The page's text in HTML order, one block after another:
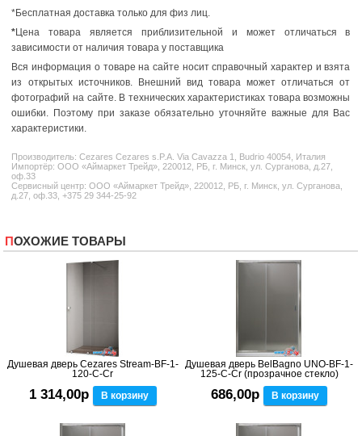
*Бесплатная доставка только для физ лиц.
*Цена товара является приблизительной и может отличаться в
зависимости от наличия товара у поставщика
Вся информация о товаре на сайте носит справочный характер и взята
из открытых источников. Внешний вид товара может отличаться от
фотографий на сайте. В технических характеристиках товара возможны
ошибки. Поэтому при заказе обязательно уточняйте важные для Вас
характеристики.
Производитель:Cezares Cezares s.P.A. Via Cavazza 1, Budrio 40054, Италия
Импортёр: ООО «Аймаркет Трейд», 220012, РБ, г. Минск, ул. Сурганова, д.27,
оф.33
Сервисный центр: ООО «Аймаркет Трейд», 220012, РБ, г. Минск, ул. Сурганова,
д.27, оф.33, +375 29 344-25-92
ПОХОЖИЕ ТОВАРЫ
Душевая дверь Cezares Stream-BF-1-
120-C-Cr
1 314,00р В корзину
Душевая дверь BelBagno UNO-BF-1-
125-C-Cr (прозрачное стекло)
686,00р В корзину